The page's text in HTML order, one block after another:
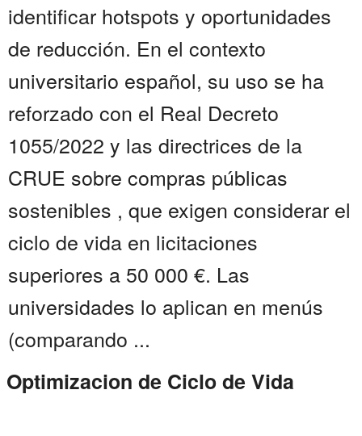
identificar hotspots y oportunidades
de reducción. En el contexto
universitario español, su uso se ha
reforzado con el Real Decreto
1055/2022 y las directrices de la
CRUE sobre compras públicas
sostenibles , que exigen considerar el
ciclo de vida en licitaciones
superiores a 50 000 €. Las
universidades lo aplican en menús
(comparando ...
Optimizacion de Ciclo de Vida